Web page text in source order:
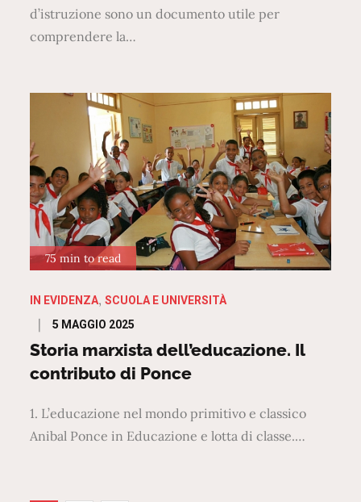
d’istruzione sono un documento utile per
comprendere la…
75 min to read
IN EVIDENZA SCUOLA E UNIVERSITÀ
Posted
on
5 MAGGIO 2025
Storia marxista dell’educazione. Il
contributo di Ponce
1. L’educazione nel mondo primitivo e classico
Anibal Ponce in Educazione e lotta di classe.…